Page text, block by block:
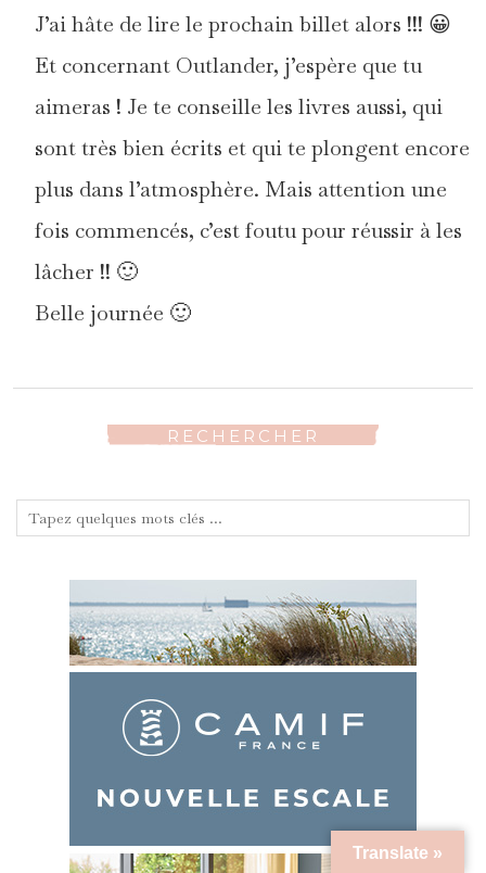
J’ai hâte de lire le prochain billet alors !!! 😀
Et concernant Outlander, j’espère que tu
aimeras ! Je te conseille les livres aussi, qui
sont très bien écrits et qui te plongent encore
plus dans l’atmosphère. Mais attention une
fois commencés, c’est foutu pour réussir à les
lâcher !! 🙂
Belle journée 🙂
RECHERCHER
Translate »